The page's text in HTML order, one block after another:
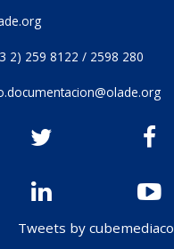
2) 259 8122 / 2598 280
Tweets by cubemediaco